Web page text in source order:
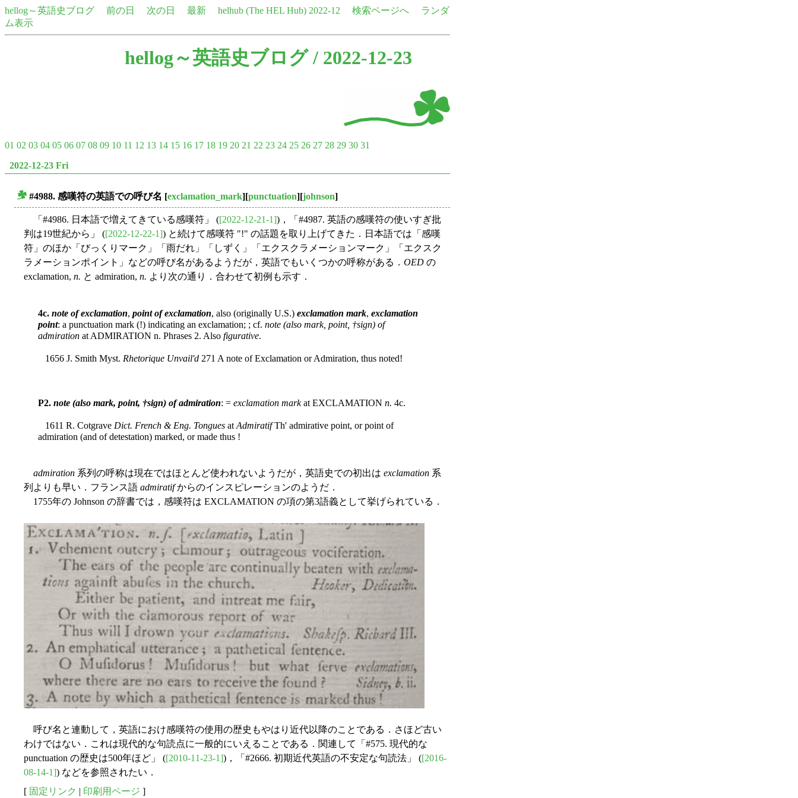
hellog～英語史ブログ 前の日 次の日 最新 helhub (The HEL Hub) 2022-12 検索ページへ
ランダ
ム表示
hellog～英語史ブログ/ 2022-12-23
01 02 03 04 05 06 07 08 09 10 11 12 13 14 15 16 17 18 19 20 21 22 23 24 25 26 27 28 29 30 31
2022-12-23 Fri
#4988. 感嘆符の英語での呼び名 [exclamation_mark][punctuation][johnson]
「#4986. 日本語で増えてきている感嘆符」 ([2022-12-21-1])，「#4987. 英語の感嘆符の使いすぎ批
判は19世紀から」 ([2022-12-22-1]) と続けて感嘆符 "!" の話題を取り上げてきた．日本語では「感嘆
符」のほか「びっくりマーク」「雨だれ」「しずく」「エクスクラメーションマーク」「エクスク
ラメーションポイント」などの呼び名があるようだが，英語でもいくつかの呼称がある． OED の
exclamation, n. と admiration, n. より次の通り．合わせて初例も示す．
4c. note of exclamation, point of exclamation, also (originally U.S.) exclamation mark, exclamation
point: a punctuation mark (!) indicating an exclamation; ; cf. note (also mark, point, †sign) of
admiration at ADMIRATION n. Phrases 2. Also figurative.
1656 J. Smith Myst. Rhetorique Unvail'd 271 A note of Exclamation or Admiration, thus noted!
P2. note (also mark, point, †sign) of admiration: = exclamation markat EXCLAMATION n. 4c.
1611 R. Cotgrave Dict. French & Eng. Tongues at AdmiratifTh' admirative point, or point of
admiration (and of detestation) marked, or made thus !
admiration 系列の呼称は現在ではほとんど使われないようだが，英語史での初出は exclamation 系
列よりも早い．フランス語 admiratifからのインスピレーションのようだ．
1755年の Johnson の辞書では，感嘆符は EXCLAMATION の項の第3語義として挙げられている．
呼び名と連動して，英語におけ感嘆符の使用の歴史もやはり近代以降のことである．さほど古い
わけではない．これは現代的な句読点に一般的にいえることである．関連して「#575. 現代的な
punctuation の歴史は500年ほど」 ([2010-11-23-1])，「#2666. 初期近代英語の不安定な句読法」 ([2016-
08-14-1]) などを参照されたい．
[ 固定リンク | 印刷用ページ ]